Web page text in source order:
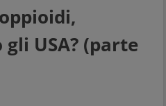
USA? (parte